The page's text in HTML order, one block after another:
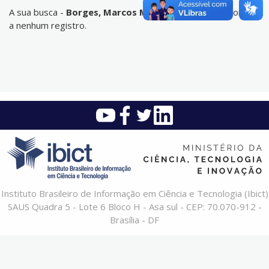
A sua busca - Borges, Marcos Martins - não corresponde
a nenhum registro.
Instituto Brasileiro de Informação em Ciência e Tecnologia (Ibict)
SAUS Quadra 5 - Lote 6 Bloco H - Asa sul - CEP: 70.070-912 -
Brasília - DF